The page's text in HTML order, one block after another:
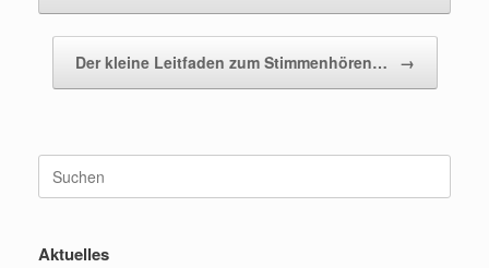
Der kleine Leitfaden zum Stimmenhören… →
nach:
Aktuelles